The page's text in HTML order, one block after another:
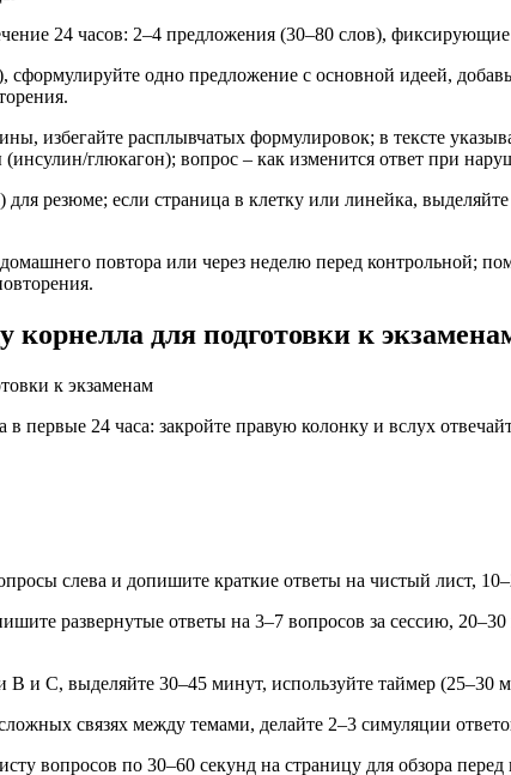
24 часов: 2–4 предложения (30–80 слов),
одно предложение с основной идеей,
избегайте расплывчатых формулировок; в тексте
глюкагон); вопрос – как изменится ответ при
резюме; если страница в клетку или линейка,
повтора или через неделю перед контрольной;
корнелла для подготовки к
первые 24 часа: закройте правую колонку и вслух
слева и допишите краткие ответы на чистый лист,
развернутые ответы на 3–7 вопросов за сессию,
B и C, выделяйте 30–45 минут, используйте таймер
связях между темами, делайте 2–3 симуляции
вопросов по 30–60 секунд на страницу для обзора перед